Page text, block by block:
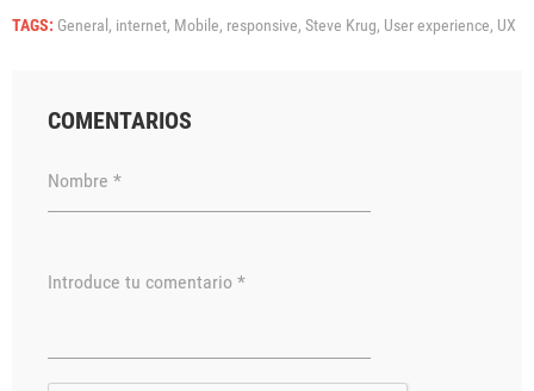
TAGS: General, internet, Mobile, responsive, Steve Krug, User experience, UX
COMENTARIOS
Nombre *
Introduce tu comentario *